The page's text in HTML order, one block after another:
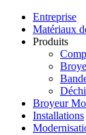
Entreprise
Matériaux
Produits
Broyeur
Installations